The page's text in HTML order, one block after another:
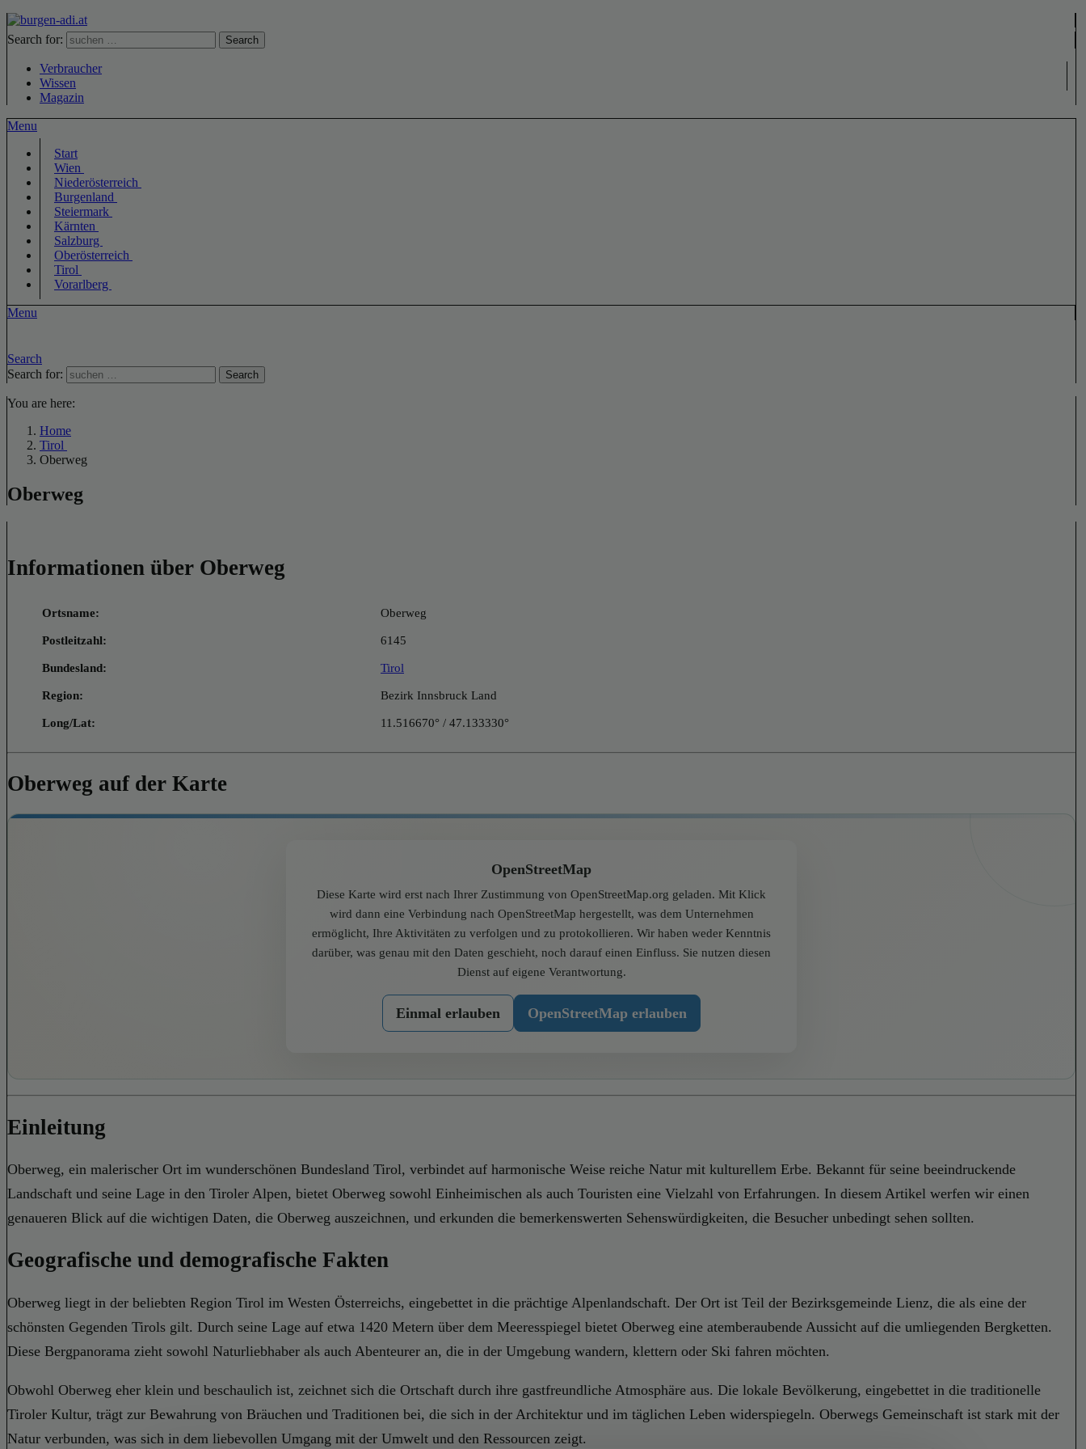
Search for: Search
Verbraucher
Wissen
Magazin
Menu
Start
Wien
Niederösterreich
Burgenland
Steiermark
Kärnten
Salzburg
Oberösterreich
Tirol
Vorarlberg
Menu
Search
Search for:
Search
You are here:
Home
Tirol
Oberweg
Oberweg
Informationen über Oberweg
Ortsname: Oberweg
Postleitzahl: 6145
Bundesland: Tirol
Region: Bezirk Innsbruck Land
Long/Lat: 11.516670° / 47.133330°
Oberweg auf der Karte
OpenStreetMap
Diese Karte wird erst nach Ihrer Zustimmung von OpenStreetMap.org geladen. Mit Klick
wird dann eine Verbindung nach OpenStreetMap hergestellt, was dem Unternehmen
ermöglicht, Ihre Aktivitäten zu verfolgen und zu protokollieren. Wir haben weder Kenntnis
darüber, was genau mit den Daten geschieht, noch darauf einen Einfluss. Sie nutzen diesen
Dienst auf eigene Verantwortung.
Einmal erlauben OpenStreetMap erlauben
Einleitung
Oberweg, ein malerischer Ort im wunderschönen Bundesland Tirol, verbindet auf harmonische Weise reiche Natur mit kulturellem Erbe. Bekannt für seine beeindruckende
Landschaft und seine Lage in den Tiroler Alpen, bietet Oberweg sowohl Einheimischen als auch Touristen eine Vielzahl von Erfahrungen. In diesem Artikel werfen wir einen
genaueren Blick auf die wichtigen Daten, die Oberweg auszeichnen, und erkunden die bemerkenswerten Sehenswürdigkeiten, die Besucher unbedingt sehen sollten.
Geografische und demografische Fakten
Oberweg liegt in der beliebten Region Tirol im Westen Österreichs, eingebettet in die prächtige Alpenlandschaft. Der Ort ist Teil der Bezirksgemeinde Lienz, die als eine der
schönsten Gegenden Tirols gilt. Durch seine Lage auf etwa 1420 Metern über dem Meeresspiegel bietet Oberweg eine atemberaubende Aussicht auf die umliegenden Bergketten.
Diese Bergpanorama zieht sowohl Naturliebhaber als auch Abenteurer an, die in der Umgebung wandern, klettern oder Ski fahren möchten.
Obwohl Oberweg eher klein und beschaulich ist, zeichnet sich die Ortschaft durch ihre gastfreundliche Atmosphäre aus. Die lokale Bevölkerung, eingebettet in die traditionelle
Tiroler Kultur, trägt zur Bewahrung von Bräuchen und Traditionen bei, die sich in der Architektur und im täglichen Leben widerspiegeln. Oberwegs Gemeinschaft ist stark mit der
Natur verbunden, was sich in dem liebevollen Umgang mit der Umwelt und den Ressourcen zeigt.